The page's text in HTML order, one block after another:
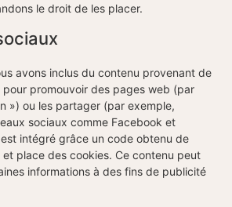
le droit de les placer.
avons inclus du contenu provenant de
promouvoir des pages web (par
») ou les partager (par exemple,
sociaux comme Facebook et
intégré grâce un code obtenu de
place des cookies. Ce contenu peut
informations à des fins de publicité